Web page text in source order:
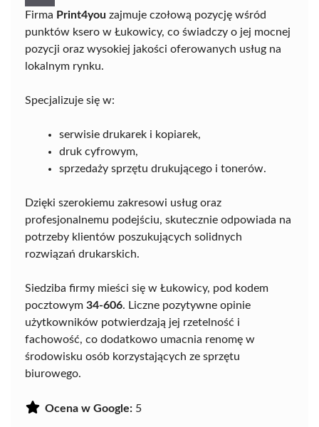
Firma Print4you zajmuje czołową pozycję wśród
punktów ksero w Łukowicy, co świadczy o jej mocnej
pozycji oraz wysokiej jakości oferowanych usług na
lokalnym rynku.
Specjalizuje się w:
serwisie drukarek i kopiarek,
druk cyfrowym,
sprzedaży sprzętu drukującego i tonerów.
Dzięki szerokiemu zakresowi usług oraz
profesjonalnemu podejściu, skutecznie odpowiada na
potrzeby klientów poszukujących solidnych
rozwiązań drukarskich.
Siedziba firmy mieści się w Łukowicy, pod kodem
pocztowym 34-606. Liczne pozytywne opinie
użytkowników potwierdzają jej rzetelność i
fachowość, co dodatkowo umacnia renomę w
środowisku osób korzystających ze sprzętu
biurowego.
Ocena w Google: 5